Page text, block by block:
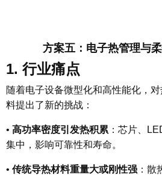
方案五 ：电子热管理与
1. 行业痛点
随着电子设备微型化和高性能化，
料提出了新的挑战：
• 高功率密度引发热积累 ：芯片、
集中，影响可靠性和寿命。
• 传统导热材料重量大或刚性强 ：散